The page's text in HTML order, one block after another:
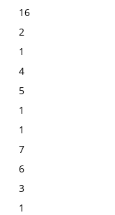
16
2
1
4
5
1
1
7
6
3
1